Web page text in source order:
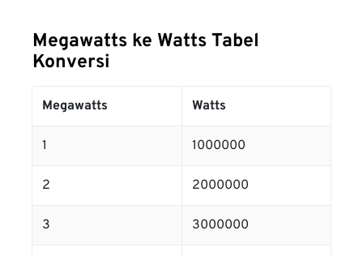
Megawatts ke Watts Tabel
Konversi
Megawatts Watts
1 1000000
2 2000000
3 3000000